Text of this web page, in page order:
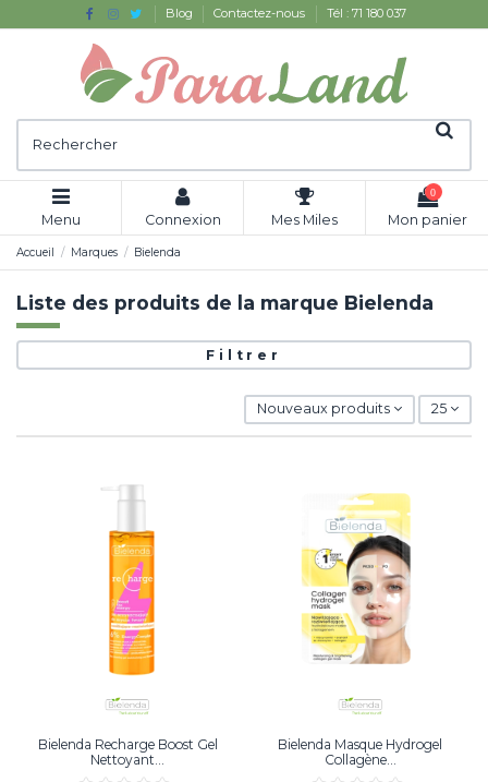
Blog Contactez-nous Tél : 71 180 037
Menu Connexion Mes Miles
0
Mon panier
Accueil Marques Bielenda
Liste des produits de la marque Bielenda
Filtrer
Nouveaux produits 25
Bielenda Recharge Boost Gel
Nettoyant...
Bielenda Masque Hydrogel
Collagène...